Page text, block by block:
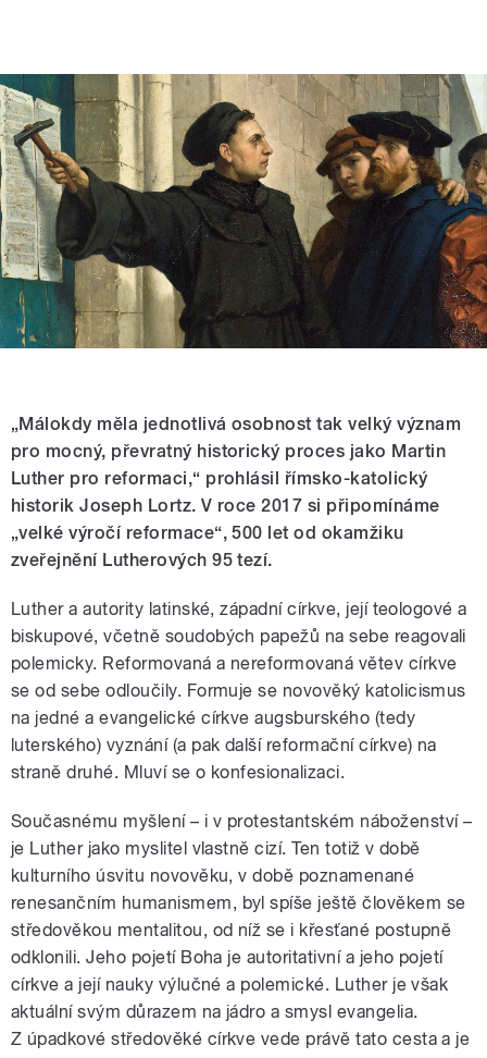
„Málokdy měla jednotlivá osobnost tak velký význam
pro mocný, převratný historický proces jako Martin
Luther pro reformaci,“ prohlásil římsko-katolický
historik Joseph Lortz. V roce 2017 si připomínáme
„velké výročí reformace“, 500 let od okamžiku
zveřejnění Lutherových 95 tezí.
Luther a autority latinské, západní církve, její teologové a
biskupové, včetně soudobých papežů na sebe reagovali
polemicky. Reformovaná a nereformovaná větev církve
se od sebe odloučily. Formuje se novověký katolicismus
na jedné a evangelické církve augsburského (tedy
luterského) vyznání (a pak další reformační církve) na
straně druhé. Mluví se o konfesionalizaci.
Současnému myšlení – i v protestantském náboženství –
je Luther jako myslitel vlastně cizí. Ten totiž v době
kulturního úsvitu novověku, v době poznamenané
renesančním humanismem, byl spíše ještě člověkem se
středověkou mentalitou, od níž se i křesťané postupně
odklonili. Jeho pojetí Boha je autoritativní a jeho pojetí
církve a její nauky výlučné a polemické. Luther je však
aktuální svým důrazem na jádro a smysl evangelia.
Z úpadkové středověké církve vede právě tato cesta a je